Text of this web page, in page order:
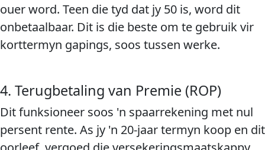
ouer word. Teen die tyd dat jy 50 is, word dit
onbetaalbaar. Dit is die beste om te gebruik vir
korttermyn gapings, soos tussen werke.
4. Terugbetaling van Premie (ROP)
Dit funksioneer soos 'n spaarrekening met nul
persent rente. As jy 'n 20-jaar termyn koop en dit